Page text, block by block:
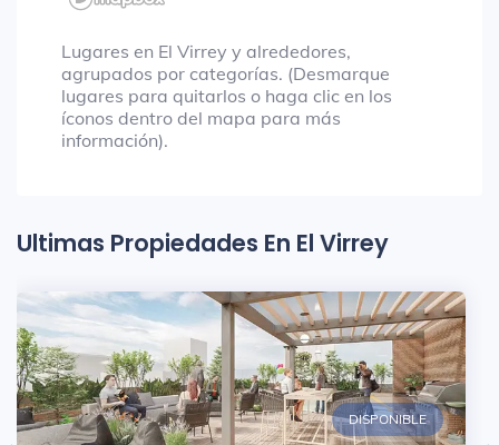
Lugares en El Virrey y alrededores,
agrupados por categorías. (Desmarque
lugares para quitarlos o haga clic en los
íconos dentro del mapa para más
información).
Ultimas Propiedades En El Virrey
DISPONIBLE